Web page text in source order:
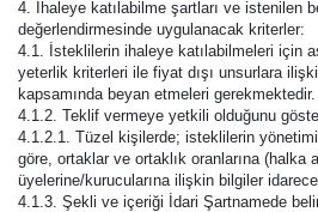
4. İhaleye katılabilme şartları ve istenilen
değerlendirmesinde uygulanacak kriterler:
4.1. İsteklilerin ihaleye katılabilmeleri için
yeterlik kriterleri ile fiyat dışı unsurlara
kapsamında beyan etmeleri gerekmektedir.
4.1.2. Teklif vermeye yetkili olduğunu
4.1.2.1. Tüzel kişilerde; isteklilerin
göre, ortaklar ve ortaklık oranlarına (halka
üyelerine/kurucularına ilişkin bilgiler idarece
4.1.3. Şekli ve içeriği İdari Şartnamede